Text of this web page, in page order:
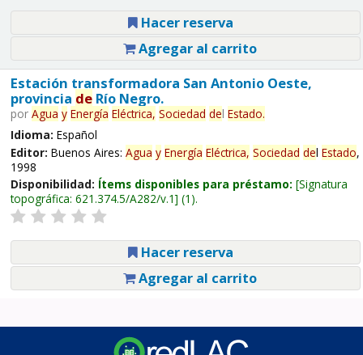
Hacer reserva
Agregar al carrito
Estación transformadora San Antonio Oeste,
provincia deRío Negro.
por Agua y Energía Eléctrica, Sociedad del Estado.
Idioma: Español
Editor: Buenos Aires: Agua y Energía Eléctrica, Sociedad del Estado,
1998
Disponibilidad: Ítems disponibles para préstamo: Signatura
topográfica: 621.374.5/A282/v.1 (1).
Hacer reserva
Agregar al carrito